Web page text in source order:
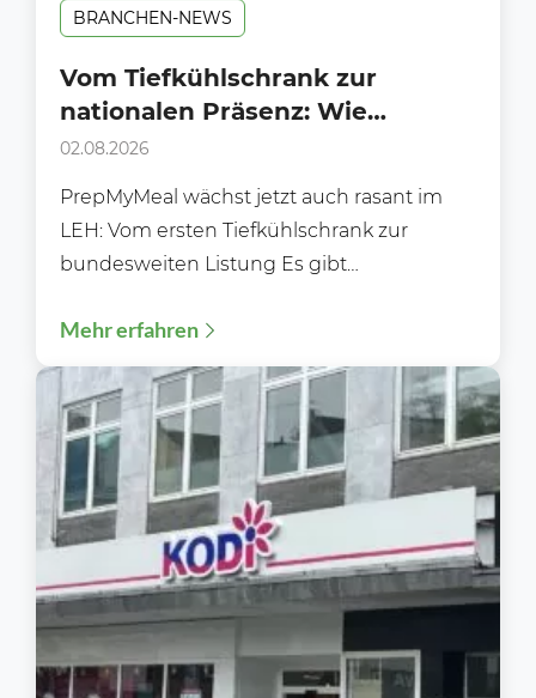
BRANCHEN-NEWS
Vom Tiefkühlschrank zur
nationalen Präsenz: Wie
PrepMyMeal den deutschen LEH
02.08.2026
PrepMyMeal wächst jetzt auch rasant im
LEH: Vom ersten Tiefkühlschrank zur
bundesweiten Listung Es gibt
hinweg im...
Mehr erfahren